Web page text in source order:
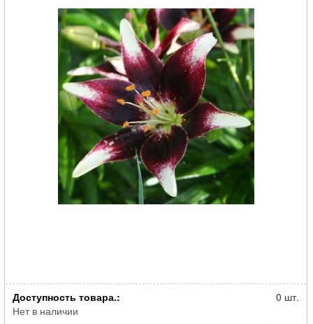
Луковица НВМ Лилия Азиатская Перпл Харт 10/12 2шт
Доступность товара.:
Нет в наличии
0 шт.